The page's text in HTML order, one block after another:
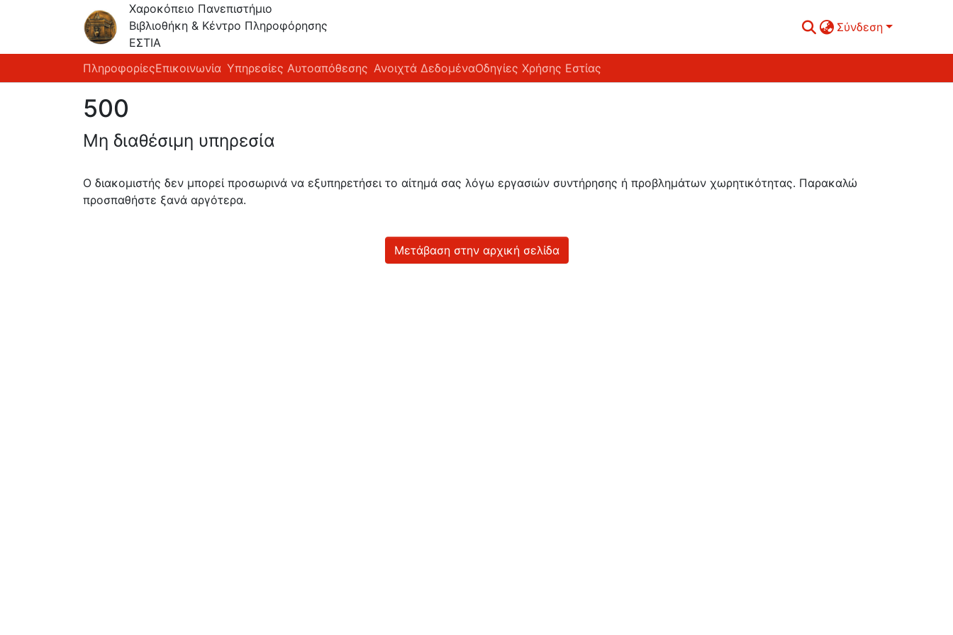
Χαροκόπειο Πανεπιστήμιο
Βιβλιοθήκη & Κέντρο Πληροφόρησης
ΕΣΤΙΑ
Σύνδεση
ΠληροφορίεςΕπικοινωνία Υπηρεσίες Αυτοαπόθεσης Ανοιχτά ΔεδομέναΟδηγίες Χρήσης Εστίας
500
Μη διαθέσιμη υπηρεσία
Ο διακομιστής δεν μπορεί προσωρινά να εξυπηρετήσει το αίτημά σας λόγω εργασιών συντήρησης ή προβλημάτων χωρητικότητας. Παρακαλώ
προσπαθήστε ξανά αργότερα.
Μετάβαση στην αρχική σελίδα